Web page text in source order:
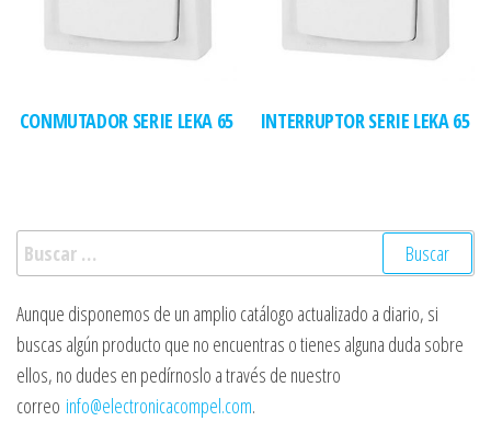
CONMUTADOR SERIE LEKA 65 INTERRUPTOR SERIE LEKA 65
Buscar:
Aunque disponemos de un amplio catálogo actualizado a diario, si
buscas algún producto que no encuentras o tienes alguna duda sobre
ellos, no dudes en pedírnoslo a través de nuestro
correo info@electronicacompel.com.